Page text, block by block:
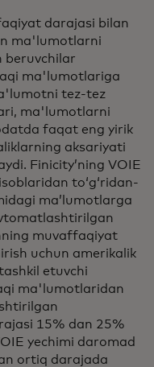
darajasi bilan
ma'lumotlarni
beruvchilar
ma'lumotlariga
tez-tez
ma'lumotlarni
faqat eng yirik
aksariyati
Finicity’ning VOIE
toʻgʻridan-
maʼlumotlarga
muvaffaqiyat
uchun amerikalik
etuvchi
ma'lumotlaridan
15% dan 25%
yechimi daromad
ortiq darajada